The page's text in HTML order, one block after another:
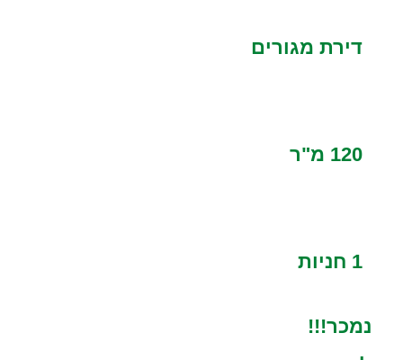
דירת מגורים
120 מ"ר
1 חניות
נמכר!!!